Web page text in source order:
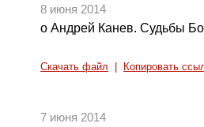
8 июня 2014
о Андрей Канев. Судьбы
Скачать файл Копировать
7 июня 2014